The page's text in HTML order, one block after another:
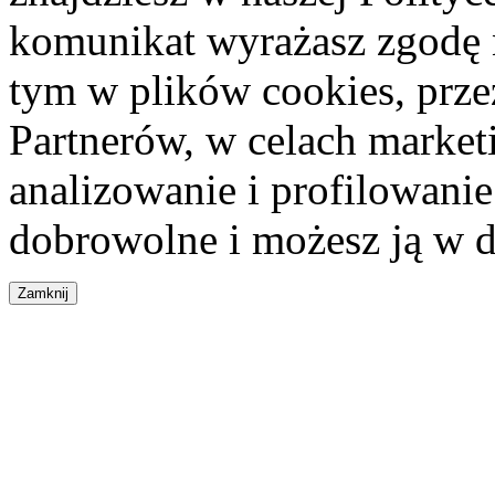
komunikat wyrażasz
tym w plików cookies,
Partnerów, w celach
analizowanie i
dobrowolne i możesz ją w